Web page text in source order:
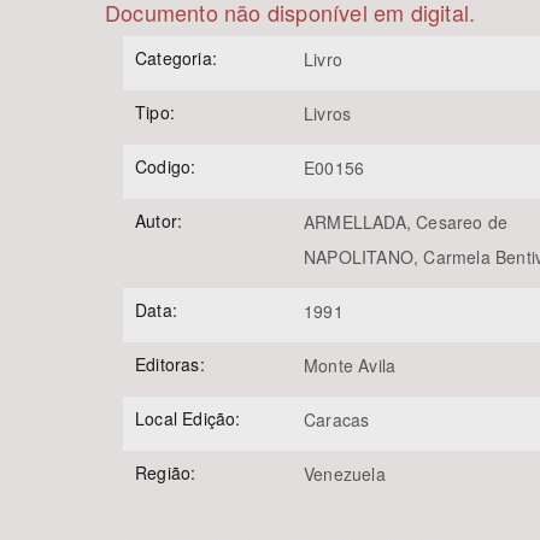
Área de Levantamento
Documento não disponível em digital.
Categoria: Livro
Tipo: Livros
Codigo: E00156
Autor:
ARMELLADA, Cesareo de
NAPOLITANO, Carmela
Data: 1991
Editoras: Monte Avila
Local Edição: Caracas
Região: Venezuela